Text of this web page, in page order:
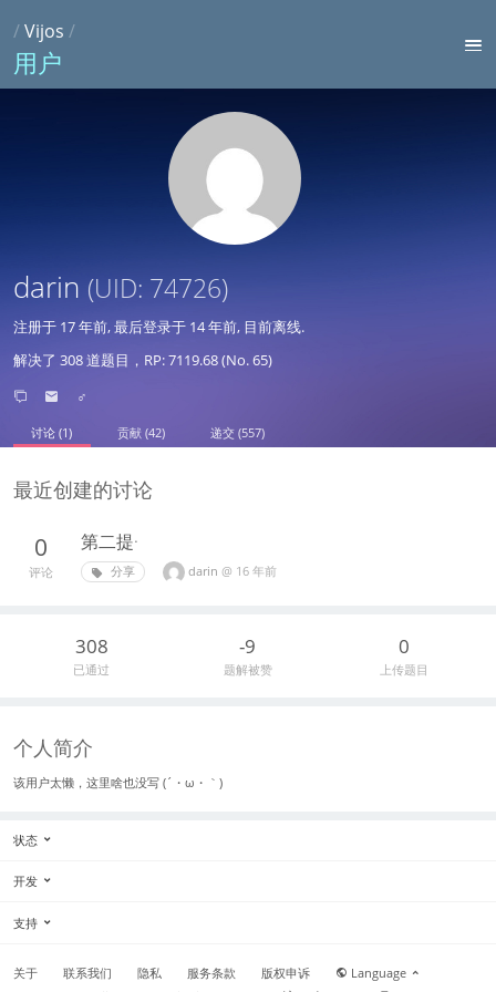
/Vijos /
用户
darin (UID: 74726)
注册于 17 年前, 最后登录于 14 年前, 目前离线.
解决了 308 道题目，RP: 7119.68 (No. 65)
♂
讨论 (1) 贡献 (42) 递交 (557)
最近创建的讨论
0
评论
第二提·
分享 darin @ 16 年前
308
已通过
-9
题解被赞
0
上传题目
个人简介
该用户太懒，这里啥也没写 (´・ω・｀)
状态
开发
支持
关于 联系我们 隐私 服务条款 版权申诉
Language